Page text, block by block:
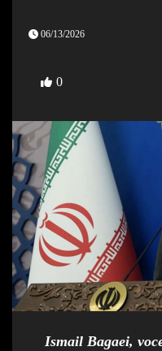
06/13/2026
0
Ismail Bagaei,